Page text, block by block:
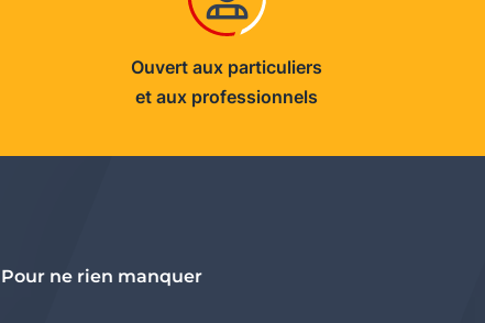
Ouvert aux particuliers
et aux professionnels
Pour ne rien manquer